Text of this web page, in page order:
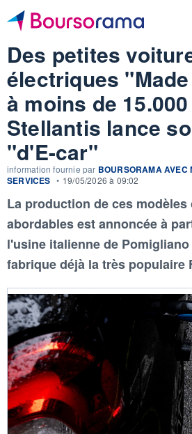
Des petites
électriques
à moins de
Stellantis lance
"d'E-car"
information fournie par BOURSORAMA AVEC
SERVICES • 19/05/2026 à 09:02
La production de ces
abordables est annoncée à
l'usine italienne de
fabrique déjà la très populaire